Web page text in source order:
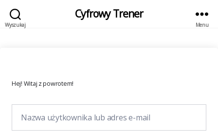
Wyszukaj
Cyfrowy Trener
Menu
Hej! Witaj z powrotem!